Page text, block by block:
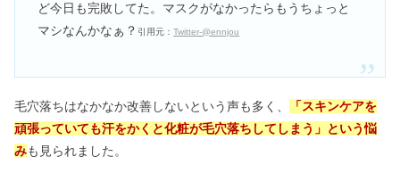
ど今日も完敗してた。マスクがなかったらもうちょっと
マシなんかなぁ？ 引用元：Twitter‐@ennjou
毛穴落ちはなかなか改善しないという声も多く、
「スキンケアを
頑張っていても汗をかくと化粧が毛穴落ちしてしまう」という悩
みも見られました。